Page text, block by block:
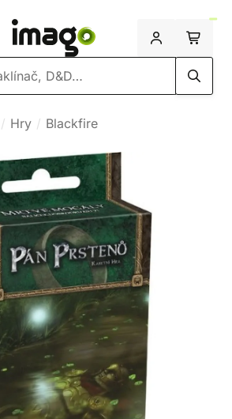
Hry Blackfire